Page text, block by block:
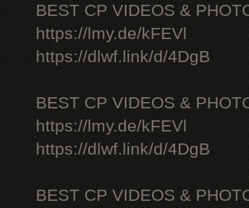
BEST CP VIDEOS &
https://lmy.de/kFEVl
https://dlwf.link/d/4DgB
BEST CP VIDEOS &
https://lmy.de/kFEVl
https://dlwf.link/d/4DgB
BEST CP VIDEOS &